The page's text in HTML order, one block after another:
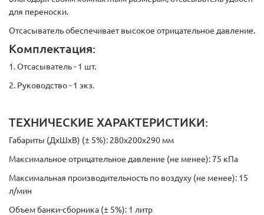
для переноски.
Отсасыватель обеспечивает высокое отрицательное давление.
Комплектация:
1. Отсасыватель - 1 шт.
2. Руководство - 1 экз.
ТЕХНИЧЕСКИЕ ХАРАКТЕРИСТИКИ:
Габариты (ДхШхВ) (± 5%): 280х200х290 мм
Максимальное отрицательное давление (не менее): 75 кПа
Максимальная производительность по воздуху (не менее): 15
л/мин
Объем банки-сборника (± 5%): 1 литр